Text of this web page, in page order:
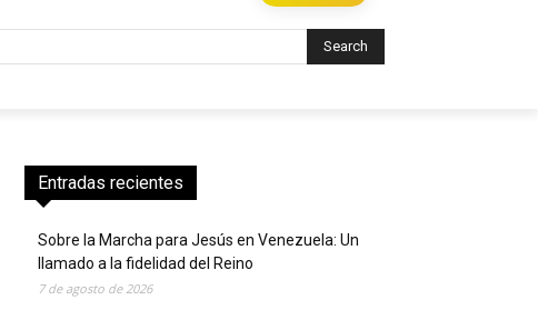
Search
Entradas recientes
Sobre la Marcha para Jesús en Venezuela: Un
llamado a la fidelidad del Reino
7 de agosto de 2026